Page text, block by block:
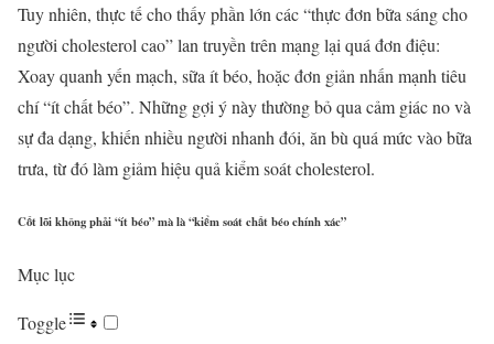
Tuy nhiên, thực tế cho thấy phần lớn các “thực đơn bữa sáng cho
người cholesterol cao” lan truyền trên mạng lại quá đơn điệu:
Xoay quanh yến mạch, sữa ít béo, hoặc đơn giản nhấn mạnh tiêu
chí “ít chất béo”. Những gợi ý này thường bỏ qua cảm giác no và
sự đa dạng, khiến nhiều người nhanh đói, ăn bù quá mức vào bữa
trưa, từ đó làm giảm hiệu quả kiểm soát cholesterol.
Cốt lõi không phải “ít béo” mà là “kiểm soát chất béo chính xác”
Mục lục
Toggle